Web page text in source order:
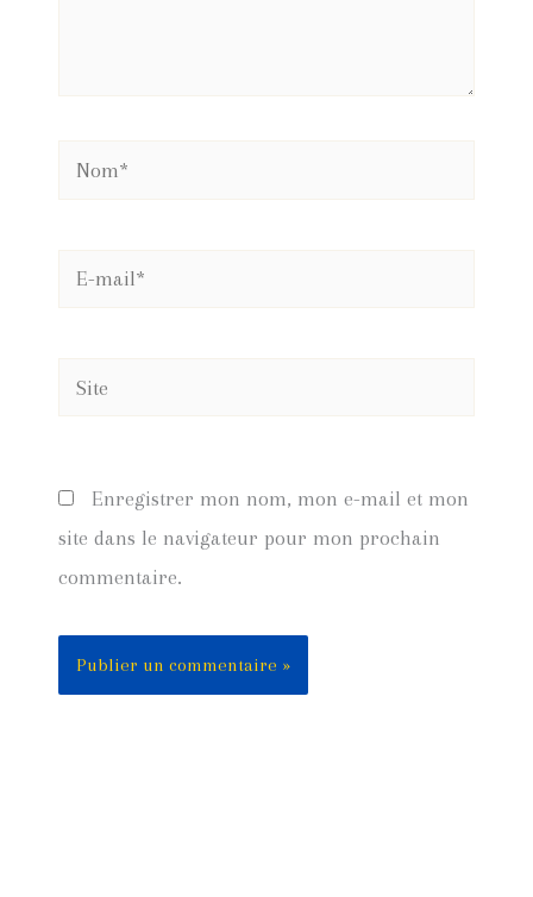
Nom*
Site
Enregistrer mon nom, mon e-mail et mon
site dans le navigateur pour mon prochain
commentaire.